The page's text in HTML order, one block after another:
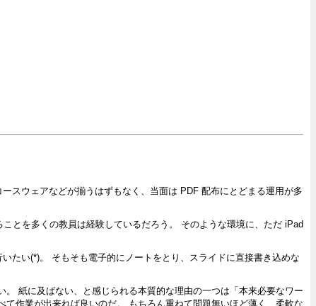
スウェアなどが揃うはずもなく、当面は PDF 配布にとどまる運用が多
とを多くの教員は経験しているだろう。 そのような環境に、ただ iPad
たい(*)。 そもそも電子的にノートをとり、スライドに直接書き込めな
紙に及ばない、と感じられる本質的な理由の一つは「本来必要なワー
作業が出来れば良いのだ。 もちろん重ねて問題無いほど薄く、柔軟な